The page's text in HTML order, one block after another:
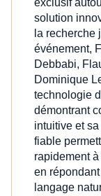
exclusif
solution
la recherche
événement,
Debbabi,
Dominique
technologie
démontrant
intuitive et
fiable
rapidement
en
langage